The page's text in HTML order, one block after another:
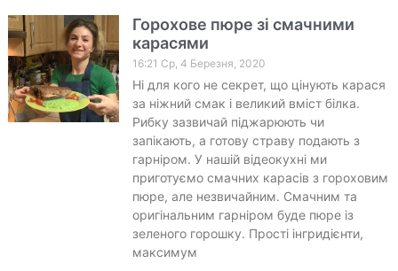
Горохове пюре зі смачними
карасями
16:21 Ср, 4 Березня, 2020
Ні для кого не секрет, що цінують карася
за ніжний смак і великий вміст білка.
Рибку зазвичай піджарюють чи
запікають, а готову страву подають з
гарніром. У нашій відеокухні ми
приготуємо смачних карасів з гороховим
пюре, але незвичайним. Смачним та
оригінальним гарніром буде пюре із
зеленого горошку. Прості інгридієнти,
максимум